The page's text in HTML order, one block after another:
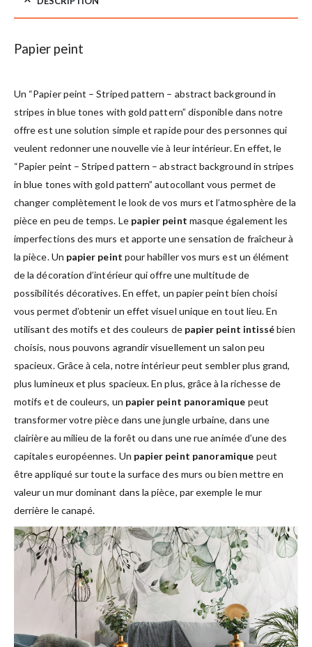
Papier peint
Un “Papier peint – Striped pattern – abstract background in
stripes in blue tones with gold pattern” disponible dans notre
offre est une solution simple et rapide pour des personnes qui
veulent redonner une nouvelle vie à leur intérieur. En effet, le
“Papier peint – Striped pattern – abstract background in stripes
in blue tones with gold pattern” autocollant vous permet de
changer complètement le look de vos murs et l’atmosphère de la
pièce en peu de temps. Le papier peint masque également les
imperfections des murs et apporte une sensation de fraîcheur à
la pièce. Un papier peint pour habiller vos murs est un élément
de la décoration d’intérieur qui offre une multitude de
possibilités décoratives. En effet, un papier peint bien choisi
vous permet d’obtenir un effet visuel unique en tout lieu. En
utilisant des motifs et des couleurs de papier peint intissébien
choisis, nous pouvons agrandir visuellement un salon peu
spacieux. Grâce à cela, notre intérieur peut sembler plus grand,
plus lumineux et plus spacieux. En plus, grâce à la richesse de
motifs et de couleurs, un papier peint panoramique peut
transformer votre pièce dans une jungle urbaine, dans une
clairière au milieu de la forêt ou dans une rue animée d’une des
capitales européennes. Un papier peint panoramique peut
être appliqué sur toute la surface des murs ou bien mettre en
valeur un mur dominant dans la pièce, par exemple le mur
derrière le canapé.